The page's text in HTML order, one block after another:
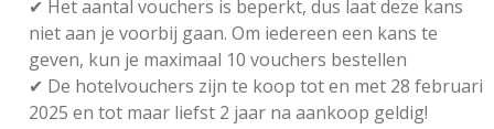
✔ Het aantal vouchers is beperkt, dus laat deze kans
niet aan je voorbij gaan. Om iedereen een kans te
geven, kun je maximaal 10 vouchers bestellen
✔ De hotelvouchers zijn te koop tot en met 28 februari
2025 en tot maar liefst 2 jaar na aankoop geldig!